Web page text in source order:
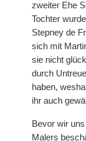
zweiter Ehe
Tochter
Stepney de
sich mit
sie nicht
durch
haben,
ihr auch
Bevor wir
Malers